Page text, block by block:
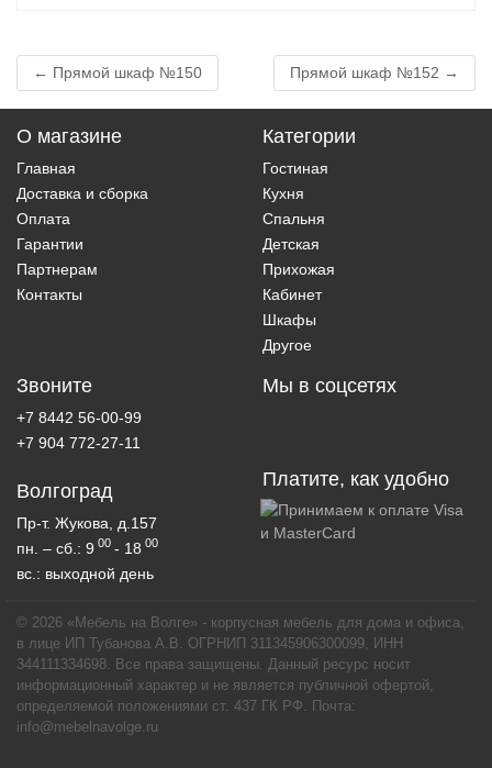
← Прямой шкаф №150 Прямой шкаф №152 →
О магазине
Главная
Доставка и сборка
Оплата
Гарантии
Партнерам
Контакты
Категории
Гостиная
Кухня
Спальня
Детская
Прихожая
Кабинет
Шкафы
Другое
Звоните
+7 8442 56-00-99
+7 904 772-27-11
Волгоград
Пр-т. Жукова, д.157
пн. – сб.: 9 00 - 18 00
вс.: выходной день
Мы в соцсетях
Платите, как удобно
© 2026 «Мебель на Волге» - корпусная мебель для дома и офиса,
в лице ИП Тубанова А.В. ОГРНИП 311345906300099, ИНН
344111334698. Все права защищены. Данный ресурс носит
информационный характер и не является публичной офертой,
определяемой положениями ст. 437 ГК РФ. Почта:
info@mebelnavolge.ru